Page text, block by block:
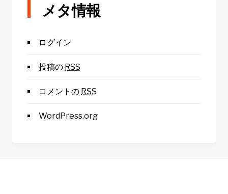
メタ情報
ログイン
投稿の RSS
コメントの RSS
WordPress.org